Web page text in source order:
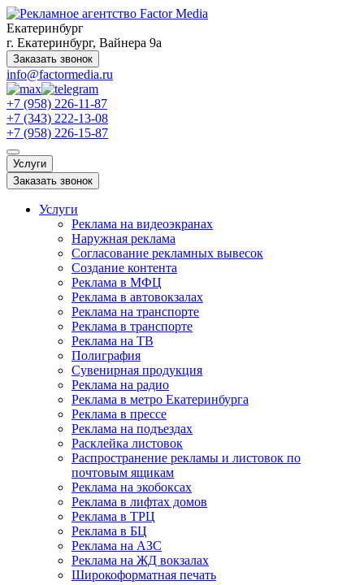
Екатеринбург
г. Екатеринбург, Вайнера 9а
Заказать звонок
info@factormedia.ru
+7 (958) 226-11-87
+7 (343) 222-13-08
+7 (958) 226-15-87
Услуги
Заказать звонок
Услуги
Реклама на видеоэкранах
Наружная реклама
Согласование рекламных вывесок
Создание контента
Реклама в МФЦ
Реклама в автовокзалах
Реклама на транспорте
Реклама в транспорте
Реклама на ТВ
Полиграфия
Сувенирная продукция
Реклама на радио
Реклама в метро Екатеринбурга
Реклама в прессе
Реклама на подъездах
Расклейка листовок
Распространение рекламы и листовок по
почтовым ящикам
Реклама на экобоксах
Реклама в лифтах домов
Реклама в ТРЦ
Реклама в БЦ
Реклама на АЗС
Реклама на ЖД вокзалах
Широкоформатная печать